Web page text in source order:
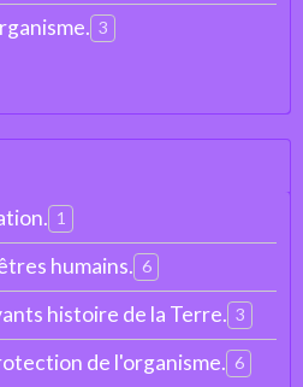
3
1
humains. 6
histoire de la Terre. 3
de l'organisme. 6